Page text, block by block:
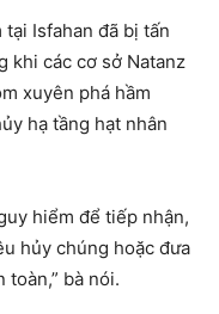
Isfahan đã bị tấn
khi các cơ sở Natanz
xuyên phá hầm
hạ tầng hạt nhân
hiểm để tiếp nhận,
hủy chúng hoặc đưa
bà nói.